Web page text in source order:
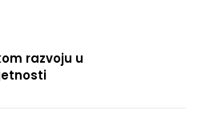
razvoju u